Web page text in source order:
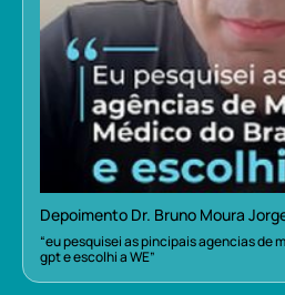
Depoimento Dr. Bruno Moura
“eu pesquisei as pincipais agencias de
gpt e escolhi a WE”